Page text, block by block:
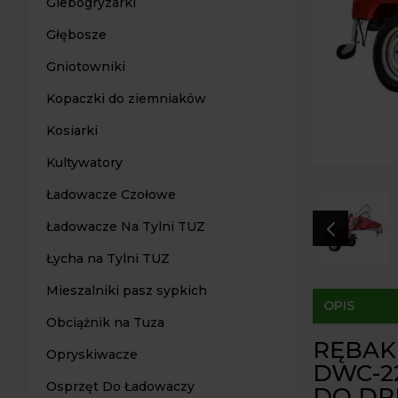
Głębosze
Gniotowniki
Kopaczki do ziemniaków
Kosiarki
Kultywatory
Ładowacze Czołowe
Ładowacze Na Tylni TUZ
Łycha na Tylni TUZ
Mieszalniki pasz sypkich
Obciążnik na Tuza
Opryskiwacze
Osprzęt Do Ładowaczy
4
OPIS
DWC-